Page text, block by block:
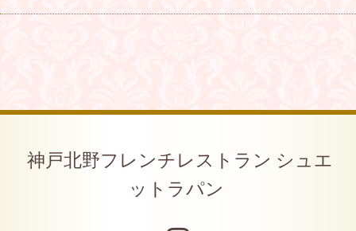
神戸北野フレンチレストラン シュエ
ットラパン